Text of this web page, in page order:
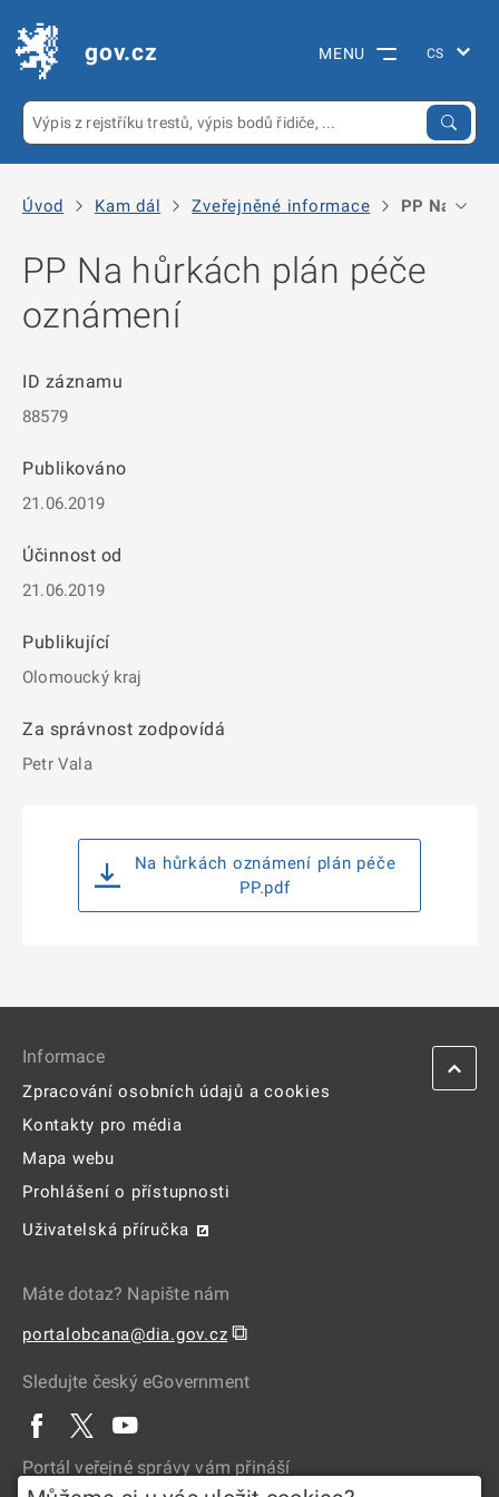
gov.cz MENU
Úvod Kam dál Zveřejněné informace PP Na
PP Na hůrkách plán péče
oznámení
ID záznamu
88579
Publikováno
21.06.2019
Účinnost od
21.06.2019
Publikující
Olomoucký kraj
Za správnost zodpovídá
Petr Vala
Na hůrkách oznámení plán péče
PP.pdf
Informace
Zpracování osobních údajů a cookies
Kontakty pro média
Mapa webu
Prohlášení o přístupnosti
Uživatelská příručka
Máte dotaz? Napište nám
portalobcana@dia.gov.cz ⧉
Sledujte český eGovernment
Portál veřejné správy vám přináší